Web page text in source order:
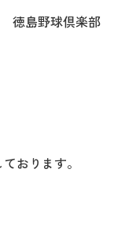
島野球倶楽部
おります。